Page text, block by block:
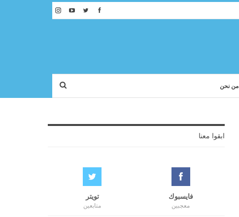
من نحن
ابقوا معنا
فايسبوك
معجبين
تويتر
متابعين